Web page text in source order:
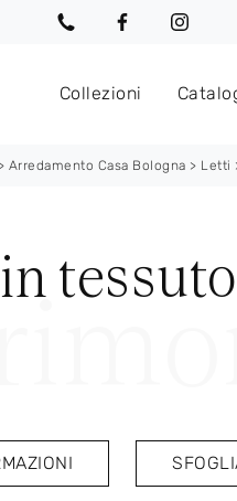
Collezioni
> Arredamento Casa Bologna > Letti